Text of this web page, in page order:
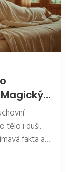
tělo i duši.
fakta a
a jak